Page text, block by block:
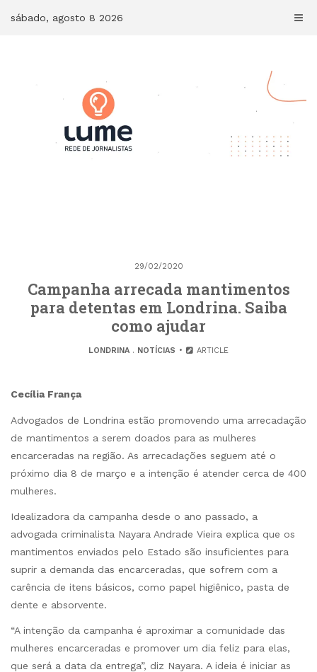
sábado, agosto 8 2026
29/02/2020
Campanha arrecada mantimentos
para detentas em Londrina. Saiba
como ajudar
LONDRINA. NOTÍCIAS ARTICLE
Cecília França
Advogados de Londrina estão promovendo uma arrecadação
de mantimentos a serem doados para as mulheres
encarceradas na região. As arrecadações seguem até o
próximo dia 8 de março e a intenção é atender cerca de 400
mulheres.
Idealizadora da campanha desde o ano passado, a
advogada criminalista Nayara Andrade Vieira explica que os
mantimentos enviados pelo Estado são insuficientes para
suprir a demanda das encarceradas, que sofrem com a
carência de itens básicos, como papel higiênico, pasta de
dente e absorvente.
“A intenção da campanha é aproximar a comunidade das
mulheres encarceradas e promover um dia feliz para elas,
que será a data da entrega”, diz Nayara. A ideia é iniciar as